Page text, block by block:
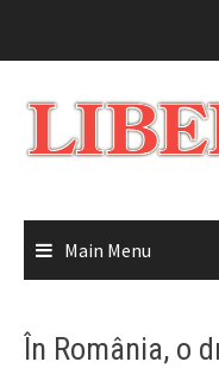
Main Menu
În România, o